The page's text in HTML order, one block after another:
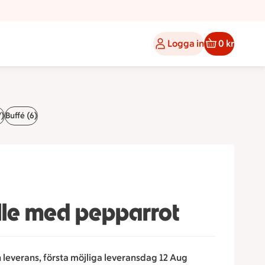
Logga in 0 kr
Buffé (6)
med pepparrot
första möjliga leveransdag 12 Aug